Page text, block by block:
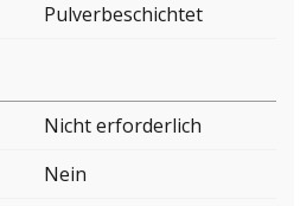
Pulverbeschichtet
Nicht erforderlich
Nein